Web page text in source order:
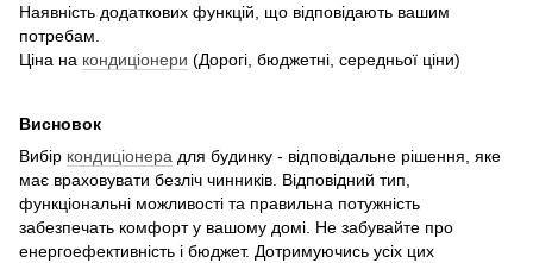
Наявність додаткових функцій, що відповідають вашим
потребам.
Ціна на кондиціонери (Дорогі, бюджетні, середньої ціни)
Висновок
Вибір кондиціонера для будинку - відповідальне рішення, яке
має враховувати безліч чинників. Відповідний тип,
функціональні можливості та правильна потужність
забезпечать комфорт у вашому домі. Не забувайте про
енергоефективність і бюджет. Дотримуючись усіх цих